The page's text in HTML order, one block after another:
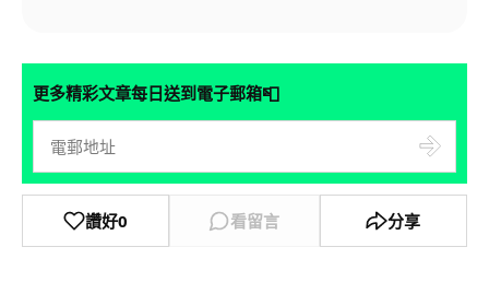
更多精彩文章每日送到電子郵箱📮
讚好0 看留言 分享